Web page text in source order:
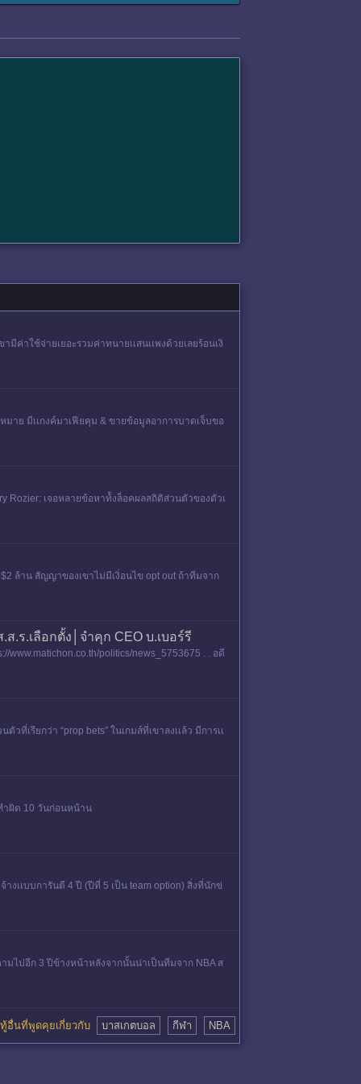
ค่าใช้จ่ายเยอะรวมค่าทนายเเสนเเพงด้วยเลยร้อนเงิ
มาย มีเเกงค์มาเฟียคุม & ขายข้อมูลอาการบาดเจ็บขอ
Rozier: เจอหลายข้อหาท้้งล็อคผลสถิติส่วนตัวของตัวเ
ล้าน สัญญาของเขาไม่มีเงิ่อนไข opt out ถ้าทีมจาก
.ร.เลือกตั้ง│จำคุก CEO บ.เบอร์รี
politics/news_5753675 . . อดี
เรียกว่า “prop bets” ในเกมส์ที่เขาลงเเล้ว มีการเเ
าผิด 10 วันก่อนหน้าน
งเเบบการันตี 4 ปี (ปีที่ 5 เป็น team option) สิ่งที่นักข่
มไปอีก 3 ปีข้างหน้าหลังจากนั้นน่าเป็นทีมจาก NBA ส
อื่นที่พูดคุยเกี่ยวกับ บาสเกตบอล กีฬา NBA